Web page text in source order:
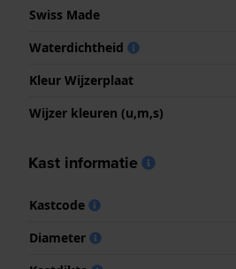
Swiss Made
Waterdichtheid
Kleur Wijzerplaat
Wijzer kleuren (u,m,s)
Kast informatie
Kastcode
Diameter